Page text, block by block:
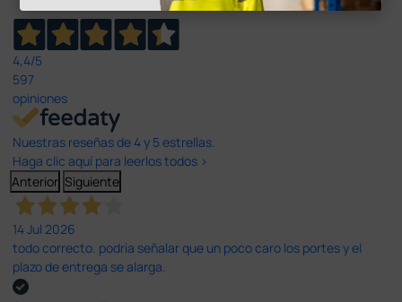
4,4/5
597
opiniones
Nuestras reseñas de 4 y 5 estrellas.
Haga clic aquí para leerlos todos >
Anterior Siguiente
14 Jul 2026
todo correcto. podria señalar que un poco caro los portes y el
plazo de entrega se alarga.